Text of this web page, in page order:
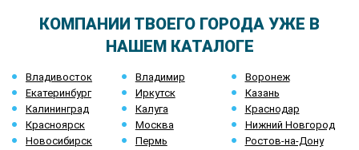
КОМПАНИИ ТВОЕГО ГОРОДА УЖЕ В
НАШЕМ КАТАЛОГЕ
Владивосток Владимир
Воронеж
Екатеринбург
Иркутск
Казань
Калининград
Калуга
Краснодар
Красноярск
Москва
Нижний Новгород
Новосибирск
Пермь
Ростов-на-Дону